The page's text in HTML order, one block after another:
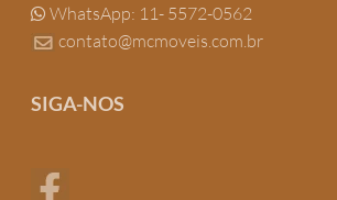
WhatsApp: 11- 5572-0562
contato@mcmoveis.com.br
SIGA-NOS